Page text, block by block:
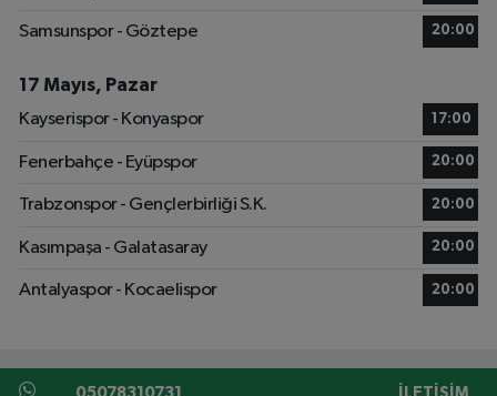
Samsunspor - Göztepe 20:00
17 Mayıs, Pazar
Kayserispor - Konyaspor
17:00
Fenerbahçe - Eyüpspor 20:00
Trabzonspor - Gençlerbirliği S.K. 20:00
Kasımpaşa - Galatasaray 20:00
Antalyaspor - Kocaelispor 20:00